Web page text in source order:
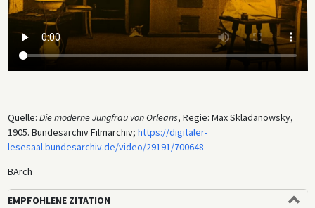
Quelle: Die moderne Jungfrau von Orleans, Regie: Max Skladanowsky,
1905. Bundesarchiv Filmarchiv; https://digitaler-
lesesaal.bundesarchiv.de/video/29191/700648
BArch
EMPFOHLENE ZITATION